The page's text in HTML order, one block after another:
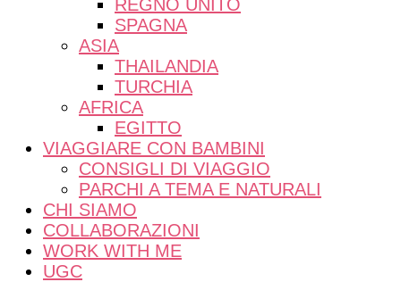
REGNO UNITO
SPAGNA
ASIA
THAILANDIA
TURCHIA
AFRICA
EGITTO
VIAGGIARE CON BAMBINI
CONSIGLI DI VIAGGIO
PARCHI A TEMA E NATURALI
CHI SIAMO
COLLABORAZIONI
WORK WITH ME
UGC